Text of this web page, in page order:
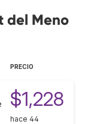
del Meno
PRECIO
$1,228
hace 44